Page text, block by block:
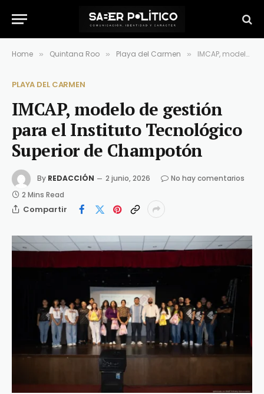
Home » Quintana Roo » Playa del Carmen » IMCAP, modelo de gestión para el Instituto Tecnológico Superior de Champotón
PLAYA DEL CARMEN
IMCAP, modelo de gestión
para el Instituto Tecnológico
Superior de Champotón
By REDACCIÓN 2 junio, 2026
No hay comentarios
2 Mins Read
Compartir